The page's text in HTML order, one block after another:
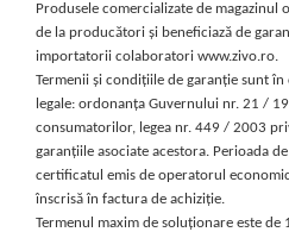
Aplice
Lustre LED
Camera Copilului
Becuri LED
Lampadare
Becuri Vintage
Produsele comercializate de
de la producători și beneficiază de
importatorii colaboratori www.zivo.ro.
Termenii și condițiile de garanție sunt
legale: ordonanța Guvernului nr. 21 /
consumatorilor, legea nr. 449 / 2003
garanțiile asociate acestora. Perioada
certificatul emis de operatorul
înscrisă în factura de achiziție.
Termenul maxim de soluționare este de